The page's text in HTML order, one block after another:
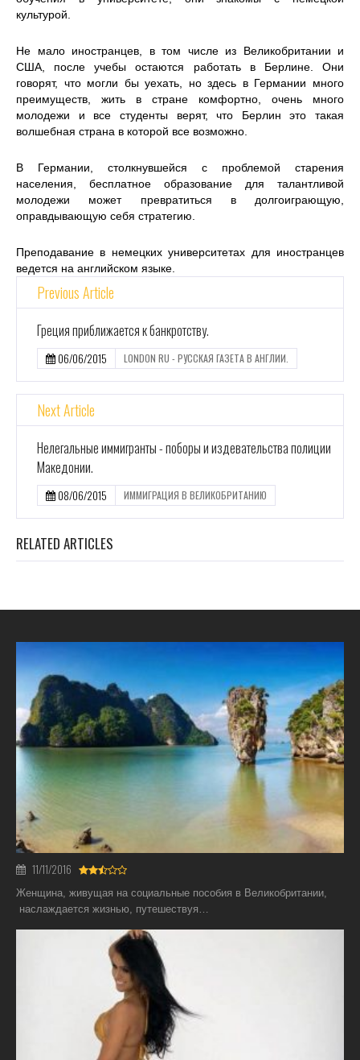
культурой.
Не мало иностранцев, в том числе из Великобритании и
США, после учебы остаются работать в Берлине. Они
говорят, что могли бы уехать, но здесь в Германии много
преимуществ, жить в стране комфортно, очень много
молодежи и все студенты верят, что Берлин это такая
волшебная страна в которой все возможно.
В Германии, столкнувшейся с проблемой старения
населения, бесплатное образование для талантливой
молодежи может превратиться в долгоиграющую,
оправдывающую себя стратегию.
Преподавание в немецких университетах для иностранцев
ведется на английском языке.
Previous Article
Греция приближается к банкротству.
06/06/2015 LONDON RU - РУССКАЯ ГАЗЕТА В АНГЛИИ.
Next Article
Нелегальные иммигранты - поборы и издевательства полиции
Македонии.
08/06/2015 ИММИГРАЦИЯ В ВЕЛИКОБРИТАНИЮ
RELATED ARTICLES
11/11/2016
Женщина, живущая на социальные пособия в Великобритании,
наслаждается жизнью, путешествуя…